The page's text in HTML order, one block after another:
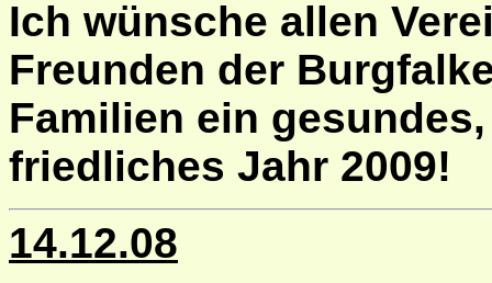
Ich wünsche allen
Freunden der
Familien ein
friedliches Jahr 2009!
14.12.08